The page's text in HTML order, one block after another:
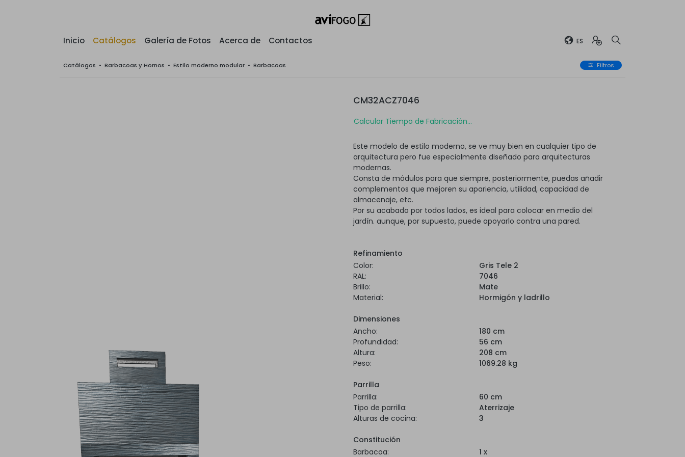
Inicio Catálogos Galería de Fotos Acerca de Contactos ES
Catálogos • Barbacoas y Hornos • Estilo moderno modular • Barbacoas Filtros
CM32ACZ7046
Calcular Tiempo de Fabricación...
Este modelo de estilo moderno, se ve muy bien en cualquier tipo de
arquitectura pero fue especialmente diseñado para arquitecturas
modernas.
Consta de módulos para que siempre, posteriormente, puedas añadir
complementos que mejoren su apariencia, utilidad, capacidad de
almacenaje, etc.
Por su acabado por todos lados, es ideal para colocar en medio del
jardín. aunque, por supuesto, puede apoyarlo contra una pared.
Refinamiento
Color:
Gris Tele 2
RAL:
7046
Brillo:
Mate
Material:
Hormigón y ladrillo
Dimensiones
Ancho:
180 cm
Profundidad:
56 cm
Altura:
208 cm
Peso:
1069.28 kg
Parrilla
Parrilla:
60 cm
Tipo de parrilla:
Aterrizaje
Alturas de cocina:
3
Constitución
Barbacoa:
1 x